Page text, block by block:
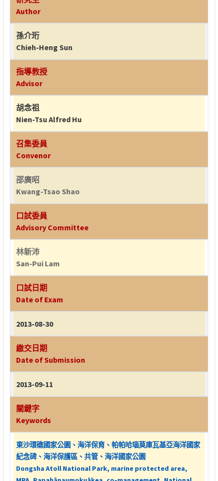
Author
孫介珩
Chieh-Heng Sun
指導教授
Advisor
胡念祖
Nien-Tsu Alfred Hu
召集委員
Convenor
邵廣昭
Kwang-Tsao Shao
口試委員
Advisory Committee
林新沛
San-Pui Lam
口試日期
Date of Exam
2013-08-30
繳交日期
Date of Submission
2013-09-11
關鍵字
Keywords
東沙環礁國家公園、海洋保育、帕帕哈瑙莫庫瓦基亞海洋國家
紀念碑、海洋保護區、共管、海洋國家公園
Dongsha Atoll National Park, marine protected area,